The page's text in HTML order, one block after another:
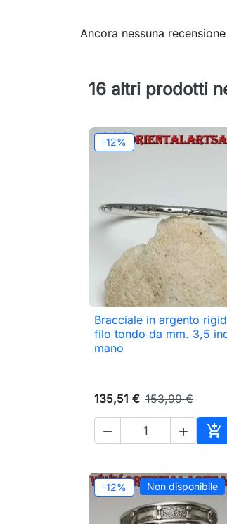
Ancora nessuna
16 altri prodotti
-12%
 Anteprima
Bracciale in argento
filo tondo da mm. 3,5
mano
135,51 € 153,99 €
  
-12% Non disponibile